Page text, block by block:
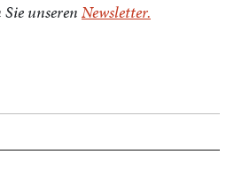
unseren Newsletter.